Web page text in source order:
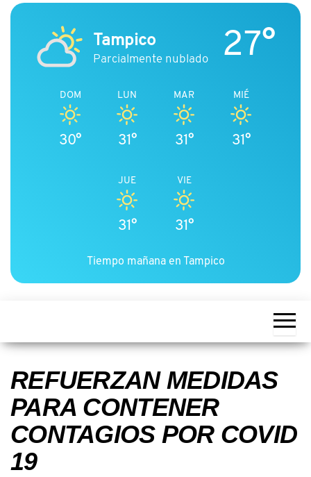
Tampico
Parcialmente nublado 27°
DOM
30°
LUN
31°
MAR
31°
MIÉ
31°
JUE
31°
VIE
31°
Tiempo mañana en Tampico
REFUERZAN MEDIDAS
PARA CONTENER
CONTAGIOS POR COVID
19